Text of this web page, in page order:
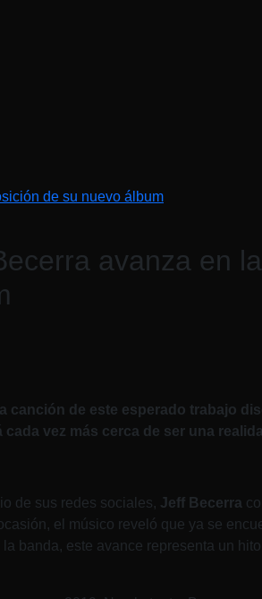
de su nuevo álbum
avanza en la
canción de este esperado trabajo
vez más cerca de ser una
de sus redes sociales, Jeff Becerra
el músico reveló que ya se
banda, este avance representa un